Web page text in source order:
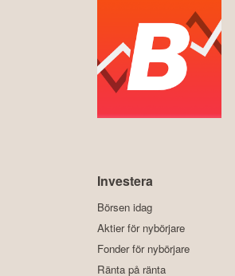
Investera
Börsen idag
Aktier för nybörjare
Fonder för nybörjare
Ränta på ränta